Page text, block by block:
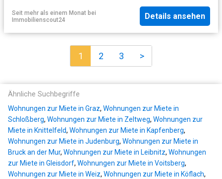
Seit mehr als einem Monat bei
Immobilienscout24
Details ansehen
1 2 3 >
Ähnliche Suchbegriffe
Wohnungen zur Miete in Graz, Wohnungen zur Miete in
Schloßberg, Wohnungen zur Miete in Zeltweg, Wohnungen zur
Miete in Knittelfeld, Wohnungen zur Miete in Kapfenberg,
Wohnungen zur Miete in Judenburg, Wohnungen zur Miete in
Bruck an der Mur, Wohnungen zur Miete in Leibnitz, Wohnungen
zur Miete in Gleisdorf, Wohnungen zur Miete in Voitsberg,
Wohnungen zur Miete in Weiz, Wohnungen zur Miete in Köflach,